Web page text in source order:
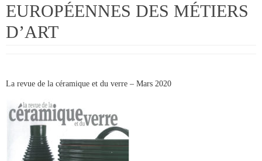
EUROPÉENNES DES MÉTIERS
D’ART
La revue de la céramique et du verre – Mars 2020